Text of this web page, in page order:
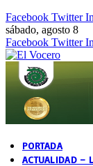
Facebook Twitter
sábado, agosto 8
Facebook Twitter
PORTADA
ACTUALIDAD –